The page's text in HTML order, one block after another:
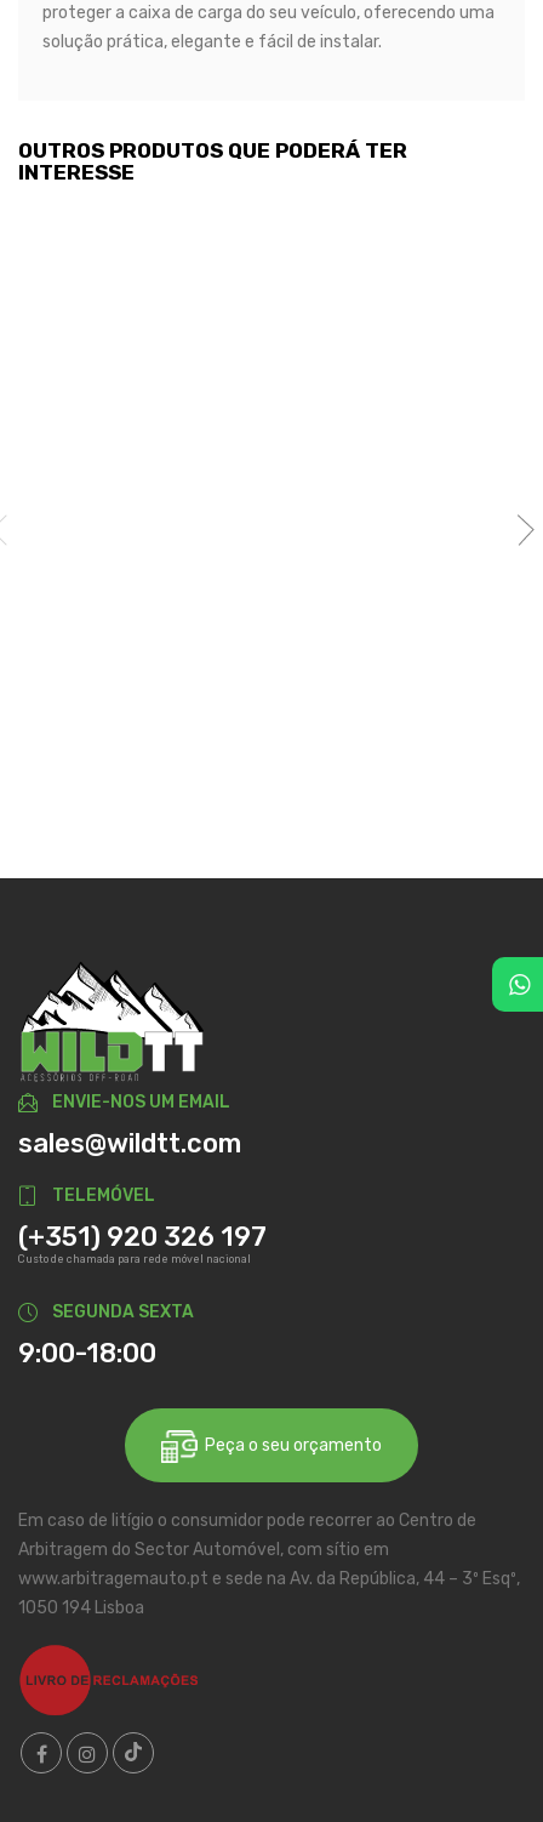
proteger a caixa de carga do seu veículo, oferecendo uma
solução prática, elegante e fácil de instalar.
OUTROS PRODUTOS QUE PODERÁ TER
INTERESSE
ENVIE-NOS UM EMAIL
sales@wildtt.com
TELEMÓVEL
(+351) 920 326 197
Custo de chamada para rede móvel nacional
SEGUNDA SEXTA
9:00-18:00
Peça o seu orçamento
Em caso de litígio o consumidor pode recorrer ao Centro de
Arbitragem do Sector Automóvel, com sítio em
www.arbitragemauto.pt e sede na Av. da República, 44 – 3º Esqº,
1050 194 Lisboa